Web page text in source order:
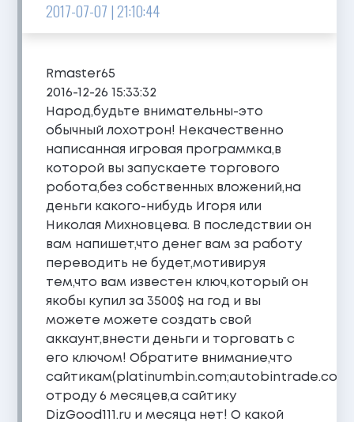
2017-07-07 | 21:10:44
Rmaster65
2016-12-26 15:33:32
Народ,будьте внимательны-это
обычный лохотрон! Некачественно
написанная игровая программка,в
которой вы запускаете торгового
робота,без собственных вложений,на
деньги какого-нибудь Игоря или
Николая Михновцева. В последствии он
вам напишет,что денег вам за работу
переводить не будет,мотивируя
тем,что вам известен ключ,который он
якобы купил за 3500$ на год и вы
можете можете создать свой
аккаунт,внести деньги и торговать с
его ключом! Обратите внимание,что
сайтикам(platinumbin.com;autobintrade.com;
отроду 6 месяцев,а сайтику
DizGood111.ru и месяца нет! О какой